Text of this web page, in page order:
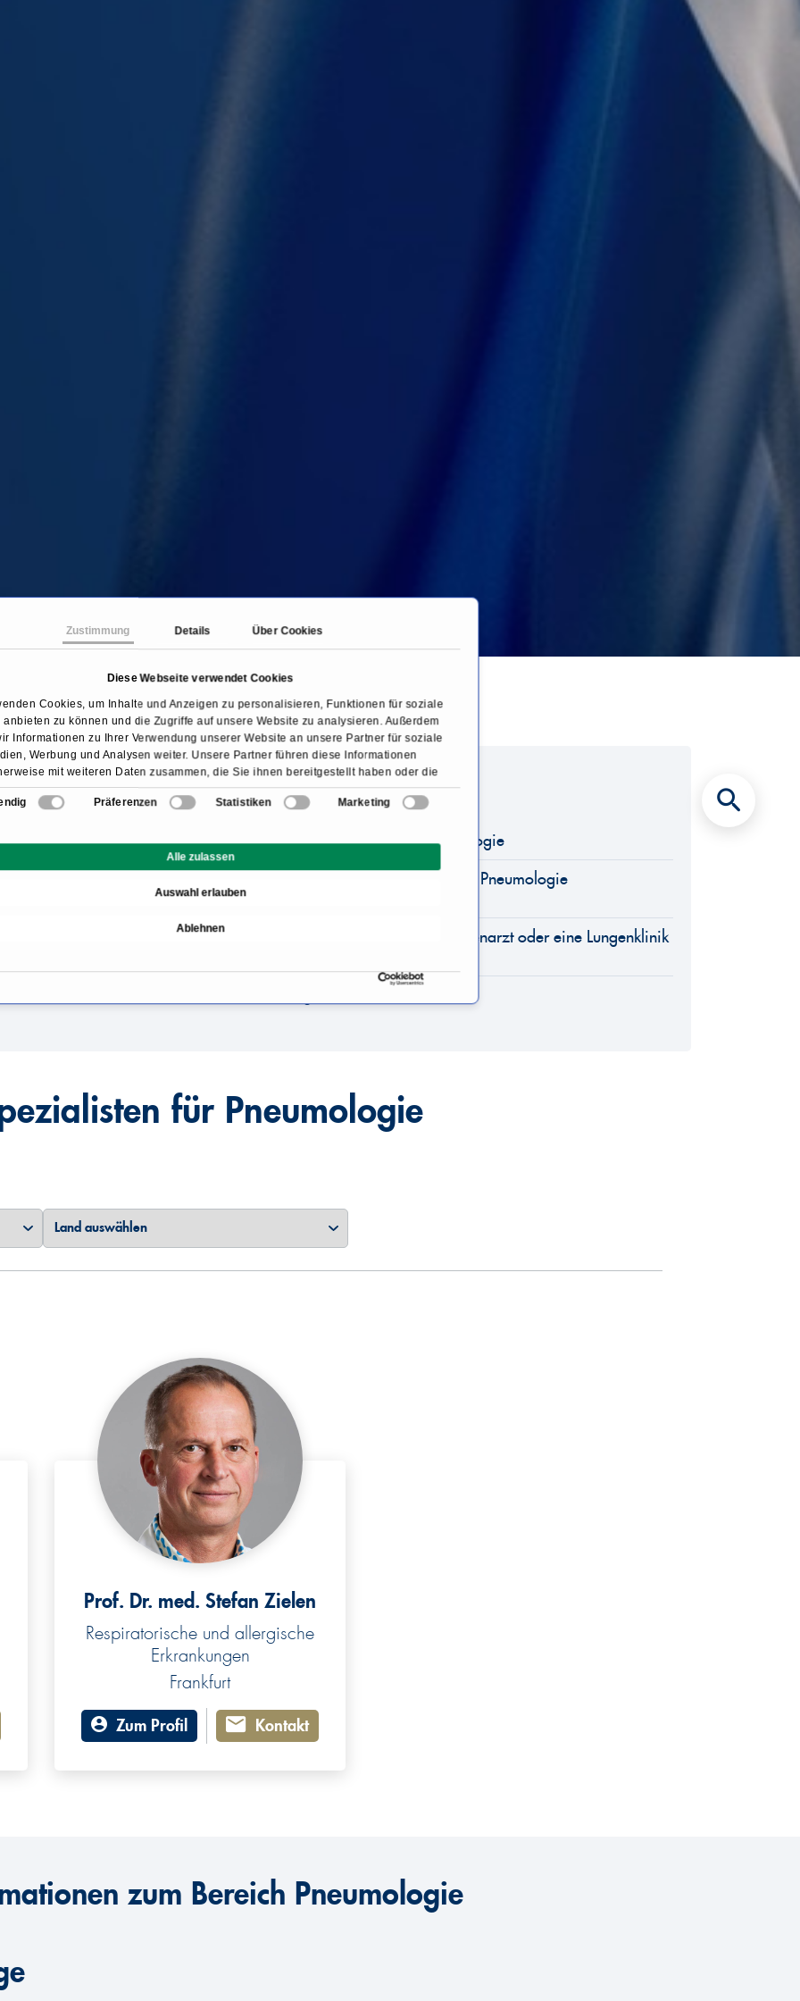
Zustimmung Details Über Cookies
Diese Webseite verwendet Cookies
Cookies, um Inhalte und Anzeigen zu personalisieren, Funktionen für soziale
anbieten zu können und die Zugriffe auf unsere Website zu analysieren. Außerdem
Informationen zu Ihrer Verwendung unserer Website an unsere Partner für soziale
Werbung und Analysen weiter. Unsere Partner führen diese Informationen
mit weiteren Daten zusammen, die Sie ihnen bereitgestellt haben oder die
sie im Rahmen Ihrer Nutzung der Dienste gesammelt haben.
Präferenzen Statistiken Marketing
Ablehnen
Auswahl erlauben
Alle zulassen
Fachbereiche Pneumologie
Übersicht
Informationen zum Bereich Pneumologie
Welche Erkrankungen werden in der Pneumologie
(Lungenheilkunde) behandelt?
oder in eine
Wo finde ich einen erfahrenen Lungenarzt oder eine Lungenklinik
für Pneumologie
Prof. Dr. med. Stefan Zielen
Respiratorische und allergische
Erkrankungen
Frankfurt
Zum Profil Kontakt
zum Bereich Pneumologie